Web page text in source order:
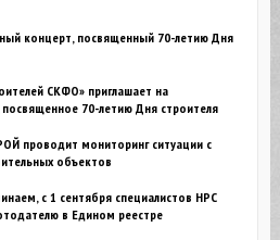
концерт, посвященный 70-летию Дня
СКФО» приглашает на
70-летию Дня строителя
проводит мониторинг ситуации с
объектов
с 1 сентября специалистов НРС
в Едином реестре